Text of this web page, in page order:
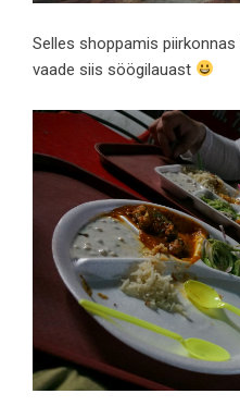
Selles shoppamis
vaade siis söögilauast